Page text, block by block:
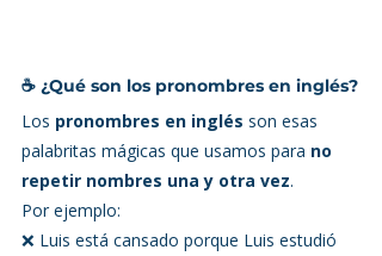
☕ ¿Qué son los pronombres en inglés?
Los pronombres en inglés son esas
palabritas mágicas que usamos para no
repetir nombres una y otra vez.
Por ejemplo:
❌ Luis está cansado porque Luis estudió